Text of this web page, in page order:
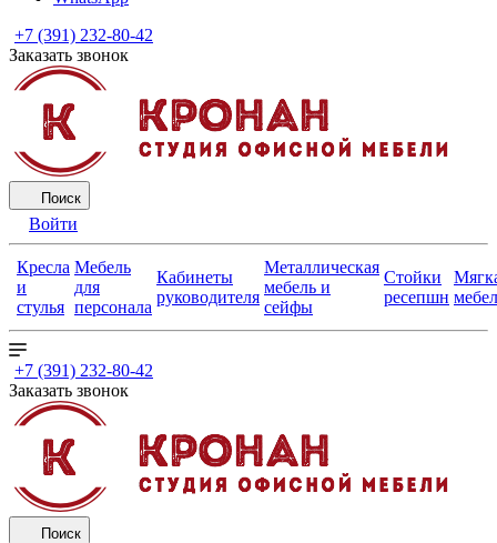
+7 (391) 232-80-42
Заказать звонок
Поиск
Войти
Кресла
и
стулья
Мебель
для
персонала
Кабинеты
руководителя
Металлическая
мебель и
сейфы
Стойки
ресепшн
+7 (391) 232-80-42
Заказать звонок
Поиск